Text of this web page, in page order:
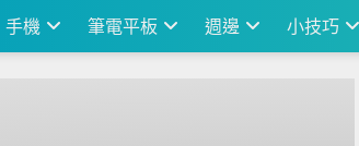
手機 筆電平板 週邊 小技巧